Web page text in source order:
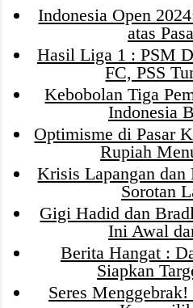
Indonesia Open
atas
Hasil Liga 1 : PSM
FC, PSS
Kebobolan Tiga
Indonesia
Optimisme di Pasar
Rupiah
Krisis Lapangan dan
Sorotan
Gigi Hadid dan
Ini Awal
Berita Hangat :
Siapkan
Seres